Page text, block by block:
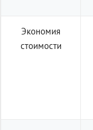
Экономия
стоимости